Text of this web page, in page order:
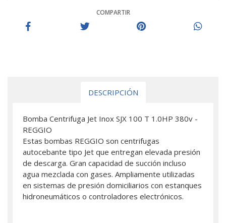
COMPARTIR
DESCRIPCIÓN
Bomba Centrifuga Jet Inox SJX 100 T 1.0HP 380v -
REGGIO
Estas bombas REGGIO son centrifugas
autocebante tipo Jet que entregan elevada presión
de descarga. Gran capacidad de succión incluso
agua mezclada con gases. Ampliamente utilizadas
en sistemas de presión domiciliarios con estanques
hidroneumáticos o controladores electrónicos.